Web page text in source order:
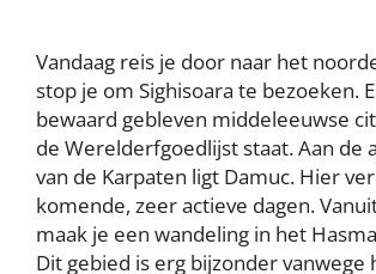
Vandaag reis je door naar het
stop je om Sighisoara te bezoeken.
bewaard gebleven middeleeuwse
de Werelderfgoedlijst staat. Aan de
van de Karpaten ligt Damuc. Hier
komende, zeer actieve dagen.
maak je een wandeling in het
Dit gebied is erg bijzonder vanwege